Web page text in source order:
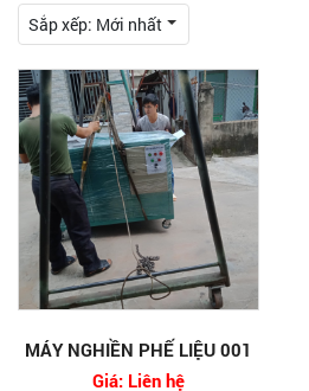
Sắp xếp: Mới nhất
MÁY NGHIỀN PHẾ LIỆU 001
Giá: Liên hệ